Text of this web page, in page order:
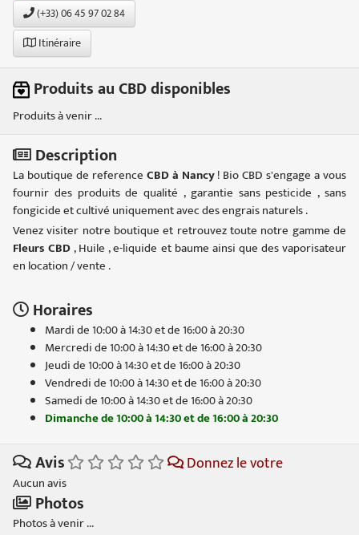
(+33) 06 45 97 02 84
Itinéraire
Produits au CBD disponibles
Produits à venir ...
Description
La boutique de reference CBD à Nancy! Bio CBD s'engage a vous
fournir des produits de qualité , garantie sans pesticide , sans
fongicide et cultivé uniquement avec des engrais naturels .
Venez visiter notre boutique et retrouvez toute notre gamme de
Fleurs CBD, Huile , e-liquide et baume ainsi que des vaporisateur
en location / vente .
Horaires
Mardi de 10:00 à 14:30 et de 16:00 à 20:30
Mercredi de 10:00 à 14:30 et de 16:00 à 20:30
Jeudi de 10:00 à 14:30 et de 16:00 à 20:30
Vendredi de 10:00 à 14:30 et de 16:00 à 20:30
Samedi de 10:00 à 14:30 et de 16:00 à 20:30
Dimanche de 10:00 à 14:30 et de 16:00 à 20:30
Avis Donnez le votre
Aucun avis
Photos
Photos à venir ...